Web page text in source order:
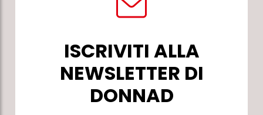
ISCRIVITI ALLA
NEWSLETTER DI
DONNAD